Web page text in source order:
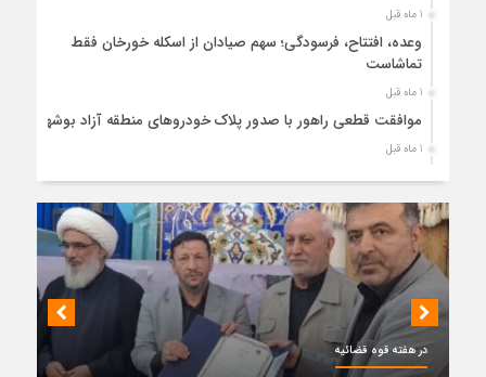
1 ماه قبل
وعده، افتتاح، فرسودگی؛ سهم صیادان از اسکله خورخان فقط
تماشاست
1 ماه قبل
موافقت قطعی راهور با صدور پلاک خودروهای منطقه آزاد بوشهر
1 ماه قبل
حضور میدانی واحد ثبتی دیر در آبدان؛ ارائه خدمات و نقشه‌برداری
رایگان برای کاهش مراجعات مردمی
1 ماه قبل
دبیر ستاد بزرگداشت هفته دولت در استان بوشهر منصوب شد
کمربندی دیر؛ مسیر نجاتی که در بن‌بست ترک‌فعل‌ها مانده است
پتروشیمی نوری بر سکوی طلای BRICS 2026 ایستاد
قوه قضائیه